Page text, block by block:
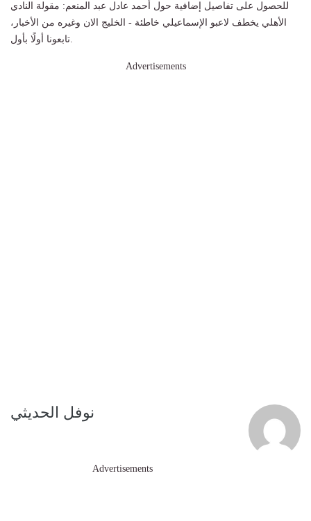
للحصول على تفاصيل إضافية حول أحمد عادل عبد المنعم: مقولة النادي
الأهلي يخطف لاعبو الإسماعيلي خاطئة - الخليج الان وغيره من الأخبار،
تابعونا أولًا بأول.
Advertisements
نوفل الحديثي
Advertisements